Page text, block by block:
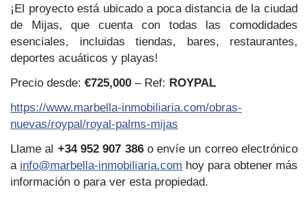
¡El proyecto está ubicado a poca distancia de la ciudad
de Mijas, que cuenta con todas las comodidades
esenciales, incluidas tiendas, bares, restaurantes,
deportes acuáticos y playas!
Precio desde: €725,000 – Ref: ROYPAL
https://www.marbella-inmobiliaria.com/obras-
nuevas/roypal/royal-palms-mijas
Llame al +34 952 907 386o envíe un correo electrónico
a info@marbella-inmobiliaria.com hoy para obtener más
información o para ver esta propiedad.